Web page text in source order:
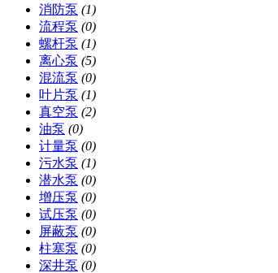
消防泵 (1)
流程泵 (0)
螺杆泵 (1)
离心泵 (5)
混流泵 (0)
叶片泵 (1)
真空泵 (2)
油泵 (0)
计量泵 (0)
污水泵 (1)
潜水泵 (0)
增压泵 (0)
试压泵 (0)
屏蔽泵 (0)
柱塞泵 (0)
深井泵 (0)